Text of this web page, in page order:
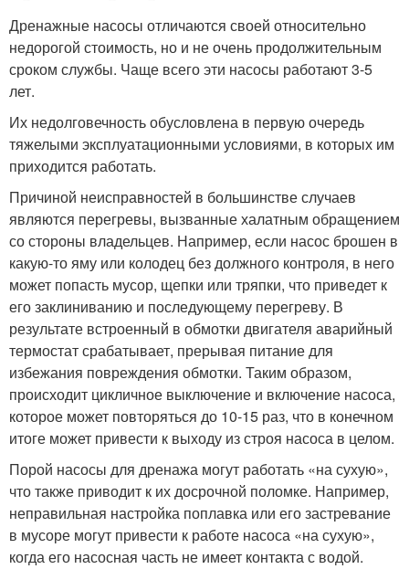
Дренажные насосы отличаются своей относительно
недорогой стоимость, но и не очень продолжительным
сроком службы. Чаще всего эти насосы работают 3-5
лет.
Их недолговечность обусловлена в первую очередь
тяжелыми эксплуатационными условиями, в которых им
приходится работать.
Причиной неисправностей в большинстве случаев
являются перегревы, вызванные халатным обращением
со стороны владельцев. Например, если насос брошен в
какую-то яму или колодец без должного контроля, в него
может попасть мусор, щепки или тряпки, что приведет к
его заклиниванию и последующему перегреву. В
результате встроенный в обмотки двигателя аварийный
термостат срабатывает, прерывая питание для
избежания повреждения обмотки. Таким образом,
происходит цикличное выключение и включение насоса,
которое может повторяться до 10-15 раз, что в конечном
итоге может привести к выходу из строя насоса в целом.
Порой насосы для дренажа могут работать «на сухую»,
что также приводит к их досрочной поломке. Например,
неправильная настройка поплавка или его застревание
в мусоре могут привести к работе насоса «на сухую»,
когда его насосная часть не имеет контакта с водой.